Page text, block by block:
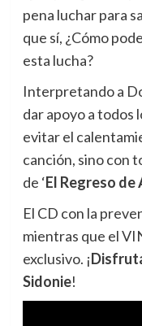
pena luchar para
que sí, ¿Cómo
esta lucha?
Interpretando a
dar apoyo a todos
evitar el
canción, sino con
de ‘El Regreso de
El CD con la
mientras que el
exclusivo. ¡
Sidonie!